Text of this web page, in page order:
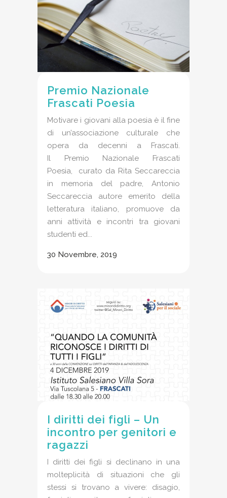
Premio Nazionale
Frascati Poesia
Motivare i giovani alla poesia è il fine
di un’associazione culturale che
opera da decenni a Frascati.
Il Premio Nazionale Frascati
Poesia, curato da Rita Seccareccia
in memoria del padre, Antonio
Seccareccia autore emerito della
letteratura italiano, promuove da
anni attività e incontri tra giovani
studenti ed...
30 Novembre, 2019
I diritti dei figli – Un
incontro per genitori e
ragazzi
I diritti dei figli si declinano in una
molteplicità di situazioni che gli
stessi si trovano a vivere: disagio,